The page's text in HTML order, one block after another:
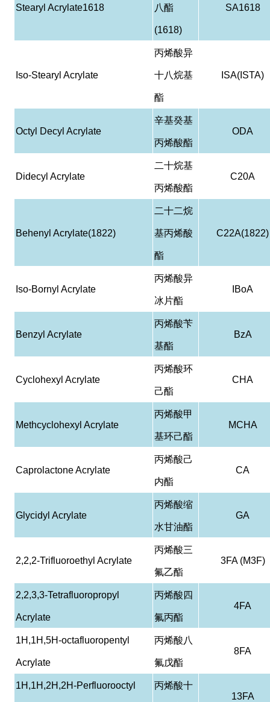
Stearyl Acrylate1618 八酯
(1618)
SA1618
Iso-Stearyl Acrylate
丙烯酸异
十八烷基
酯
ISA(ISTA)
Octyl Decyl Acrylate
辛基癸基
丙烯酸酯
ODA
Didecyl Acrylate
二十烷基
丙烯酸酯
C20A
Behenyl Acrylate(1822)
二十二烷
基丙烯酸
酯
C22A(1822)
Iso-Bornyl Acrylate
丙烯酸异
冰片酯
IBoA
Benzyl Acrylate
丙烯酸苄
基酯
BzA
Cyclohexyl Acrylate
丙烯酸环
己酯
CHA
Methcyclohexyl Acrylate
丙烯酸甲
基环己酯
MCHA
Caprolactone Acrylate
丙烯酸己
内酯
CA
Glycidyl Acrylate
丙烯酸缩
水甘油酯
GA
2,2,2-Trifluoroethyl Acrylate
丙烯酸三
氟乙酯
3FA (M3F)
2,2,3,3-Tetrafluoropropyl
Acrylate
丙烯酸四
氟丙酯
4FA
1H,1H,5H-octafluoropentyl
Acrylate
丙烯酸八
氟戊酯
8FA
1H,1H,2H,2H-Perfluorooctyl 丙烯酸十
13FA